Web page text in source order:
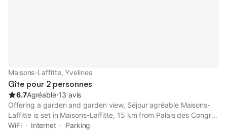
Maisons-Laffitte, Yvelines
Gîte pour 2 personnes
6.7Agréable⋅13 avis
Offering a garden and garden view, Séjour agréable Maisons-
Laffitte is set in Maisons-Laffitte, 15 km from Palais des Congrès
de Paris and 16 km from Arc de Triomphe.
WiFi Internet
Parking